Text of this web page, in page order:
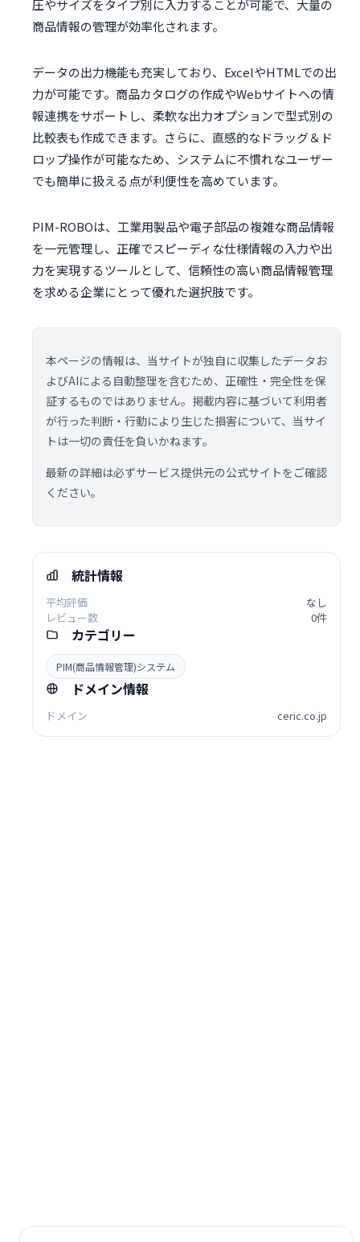
圧やサイズをタイプ別に入力することが可能で、大量の
商品情報の管理が効率化されます。
データの出力機能も充実しており、ExcelやHTMLでの出
力が可能です。商品カタログの作成やWebサイトへの情
報連携をサポートし、柔軟な出力オプションで型式別の
比較表も作成できます。さらに、直感的なドラッグ＆ド
ロップ操作が可能なため、システムに不慣れなユーザー
でも簡単に扱える点が利便性を高めています。
PIM-ROBOは、工業用製品や電子部品の複雑な商品情報
を一元管理し、正確でスピーディな仕様情報の入力や出
力を実現するツールとして、信頼性の高い商品情報管理
を求める企業にとって優れた選択肢です。
本ページの情報は、当サイトが独自に収集したデータお
よびAIによる自動整理を含むため、正確性・完全性を保
証するものではありません。掲載内容に基づいて利用者
が行った判断・行動により生じた損害について、当サイ
トは一切の責任を負いかねます。
最新の詳細は必ずサービス提供元の公式サイトをご確認
ください。
統計情報
平均評価
なし
レビュー数
0件
カテゴリー
PIM(商品情報管理)システム
ドメイン情報
ドメイン ceric.co.jp